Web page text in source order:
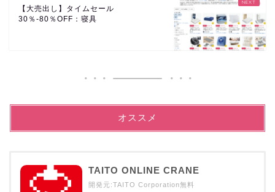
【大売出し】タイムセール
30％-80％OFF：寝具
オススメ
TAITO ONLINE CRANE
開発元:TAITO Corporation無料